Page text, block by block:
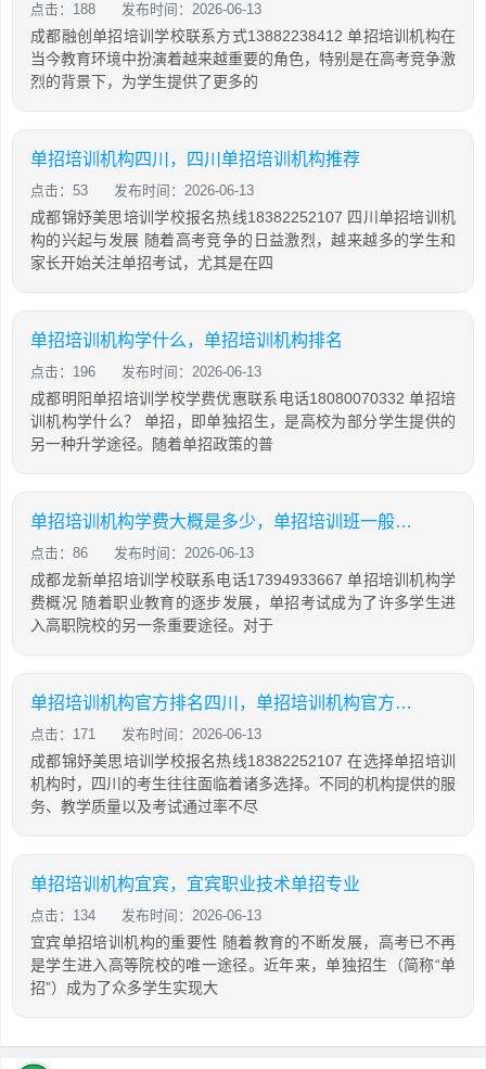
点击：188 发布时间：2026-06-13
成都融创单招培训学校联系方式13882238412 单招培训机构在
当今教育环境中扮演着越来越重要的角色，特别是在高考竞争激
烈的背景下，为学生提供了更多的
单招培训机构四川，四川单招培训机构推荐
点击：53 发布时间：2026-06-13
成都锦妤美思培训学校报名热线18382252107 四川单招培训机
构的兴起与发展 随着高考竞争的日益激烈，越来越多的学生和
家长开始关注单招考试，尤其是在四
单招培训机构学什么，单招培训机构排名
点击：196 发布时间：2026-06-13
成都明阳单招培训学校学费优惠联系电话18080070332 单招培
训机构学什么？ 单招，即单独招生，是高校为部分学生提供的
另一种升学途径。随着单招政策的普
单招培训机构学费大概是多少，单招培训班一般多少钱
点击：86 发布时间：2026-06-13
成都龙新单招培训学校联系电话17394933667 单招培训机构学
费概况 随着职业教育的逐步发展，单招考试成为了许多学生进
入高职院校的另一条重要途径。对于
单招培训机构官方排名四川，单招培训机构官方排名四川有哪些
点击：171 发布时间：2026-06-13
成都锦妤美思培训学校报名热线18382252107 在选择单招培训
机构时，四川的考生往往面临着诸多选择。不同的机构提供的服
务、教学质量以及考试通过率不尽
单招培训机构宜宾，宜宾职业技术单招专业
点击：134 发布时间：2026-06-13
宜宾单招培训机构的重要性 随着教育的不断发展，高考已不再
是学生进入高等院校的唯一途径。近年来，单独招生（简称“单
招”）成为了众多学生实现大